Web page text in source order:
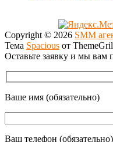
Copyright © 2026 SMM
Тема Spacious от
Оставьте заявку и мы вам
Ваше имя (обязательно)
Ваш телефон (обязательно)